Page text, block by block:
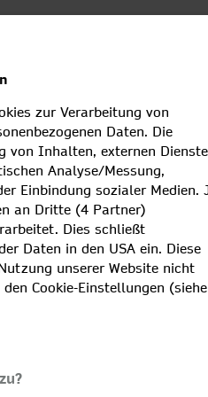
ZUM
registrieren!
zur Verarbeitung von
Daten. Die
von Inhalten, externen
Analyse/Messung,
Einbindung sozialer Medien.
an Dritte (4 Partner)
Dies schließt
Daten in den USA ein. Diese
unserer Website nicht
Cookie-Einstellungen (siehe